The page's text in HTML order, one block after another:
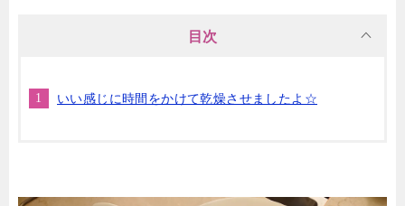
目次
いい感じに時間をかけて乾燥させましたよ☆